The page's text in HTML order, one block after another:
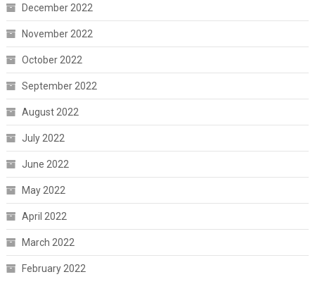
December 2022
November 2022
October 2022
September 2022
August 2022
July 2022
June 2022
May 2022
April 2022
March 2022
February 2022